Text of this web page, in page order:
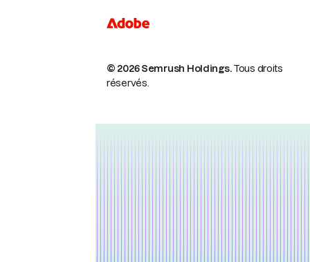
© 2026 Semrush Holdings.Tous droits
réservés.